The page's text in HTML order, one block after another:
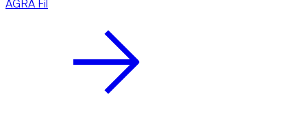
AGRA Fil